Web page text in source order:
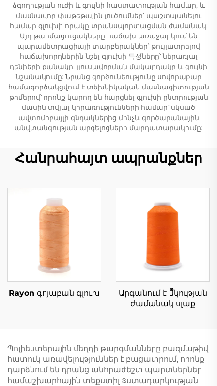
ձգողության ուժի և գույնի հաստատության համար, և
մասնավոր փաթեթային լուծումներ՝ պաշտպանելու
համար գլուխի որակը տրանսպորտացման ժամանակ:
Այդ թարմացուցակները հաճախ առաջարկում են
պարամետրացիայի տարբերակներ՝ թույլատրելով
հաճախորդներին նշել գլուխի 특성ները՝ ներառյալ
դենիերի քանակը, լյուսավորման մակարդակը և գույնի
նշանակումը: Նրանց գործունեությունը սովորաբար
համագործակցվում է տեխնիկական մասնագիտության
թիմերով՝ որոնք կարող են հարցնել գլուխի ընտրության
մասին տվյալ կիրառությունների համար՝ սկսած
ավտոմոբայլի գնդակներից մինչև գործարանային
անվտանգության արգելոցների մարդատարակումը:
Հանրահայտ ապրանքներ
Rayon գոյաբան գլուխ
Արգանում է մืืկության
ժամանակ սլաք
Պոլիեստերային մեղդի թարգմանները բազմաթիվ
հատուկ առավելություններ է բացատրում, որոնք
դարձնում են դրանց անհրաժեշտ պարտներներ
համաշխարհային տեքստիլ ឧստադարկության